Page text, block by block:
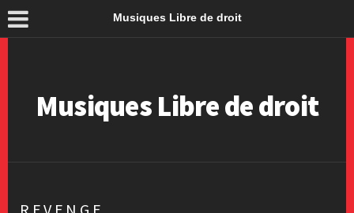
Musiques Libre de droit
Musiques Libre de droit